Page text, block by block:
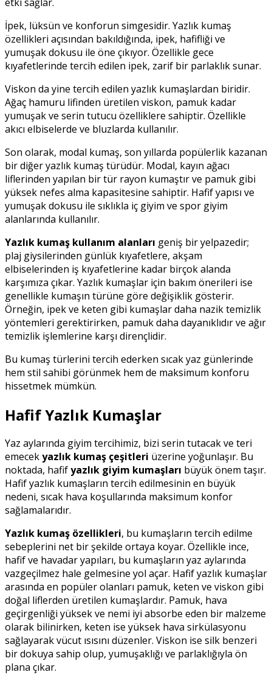
İpek, lüksün ve konforun simgesidir. Yazlık kumaş
özellikleri açısından bakıldığında, ipek, hafifliği ve
yumuşak dokusu ile öne çıkıyor. Özellikle gece
kıyafetlerinde tercih edilen ipek, zarif bir parlaklık sunar.
Viskon da yine tercih edilen yazlık kumaşlardan biridir.
Ağaç hamuru lifinden üretilen viskon, pamuk kadar
yumuşak ve serin tutucu özelliklere sahiptir. Özellikle
akıcı elbiselerde ve bluzlarda kullanılır.
Son olarak, modal kumaş, son yıllarda popülerlik kazanan
bir diğer yazlık kumaş türüdür. Modal, kayın ağacı
liflerinden yapılan bir tür rayon kumaştır ve pamuk gibi
yüksek nefes alma kapasitesine sahiptir. Hafif yapısı ve
yumuşak dokusu ile sıklıkla iç giyim ve spor giyim
alanlarında kullanılır.
Yazlık kumaş kullanım alanları geniş bir yelpazedir;
plaj giysilerinden günlük kıyafetlere, akşam
elbiselerinden iş kıyafetlerine kadar birçok alanda
karşımıza çıkar. Yazlık kumaşlar için bakım önerileri ise
genellikle kumaşın türüne göre değişiklik gösterir.
Örneğin, ipek ve keten gibi kumaşlar daha nazik temizlik
yöntemleri gerektirirken, pamuk daha dayanıklıdır ve ağır
temizlik işlemlerine karşı dirençlidir.
Bu kumaş türlerini tercih ederken sıcak yaz günlerinde
hem stil sahibi görünmek hem de maksimum konforu
hissetmek mümkün.
Hafif Yazlık Kumaşlar
Yaz aylarında giyim tercihimiz, bizi serin tutacak ve teri
emecekyazlık kumaş çeşitleri üzerine yoğunlaşır. Bu
noktada, hafifyazlık giyim kumaşları büyük önem taşır.
Hafif yazlık kumaşların tercih edilmesinin en büyük
nedeni, sıcak hava koşullarında maksimum konfor
sağlamalarıdır.
Yazlık kumaş özellikleri, bu kumaşların tercih edilme
sebeplerini net bir şekilde ortaya koyar. Özellikle ince,
hafif ve havadar yapıları, bu kumaşların yaz aylarında
vazgeçilmez hale gelmesine yol açar. Hafif yazlık kumaşlar
arasında en popüler olanları pamuk, keten ve viskon gibi
doğal liflerden üretilen kumaşlardır. Pamuk, hava
geçirgenliği yüksek ve nemi iyi absorbe eden bir malzeme
olarak bilinirken, keten ise yüksek hava sirkülasyonu
sağlayarak vücut ısısını düzenler. Viskon ise silk benzeri
bir dokuya sahip olup, yumuşaklığı ve parlaklığıyla ön
plana çıkar.